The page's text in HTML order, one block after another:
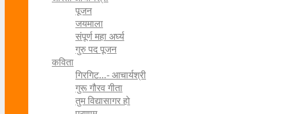
पूजन
जयमाला
संपूर्ण महा अर्घ्य
गुरु पद पूजन
कविता
गिरगिट…- आचार्यश्री
गुरू गौरव गीता
तुम विद्यासागर हो